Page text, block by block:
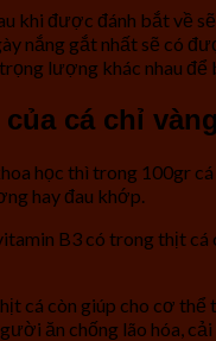
khi được đánh bắt về
nắng gắt nhất sẽ có
lượng khác nhau
cá chỉ vàng
học thì trong 100gr
hay đau khớp.
B3 có trong thịt
cá còn giúp cho cơ thể
ăn chống lão hóa,